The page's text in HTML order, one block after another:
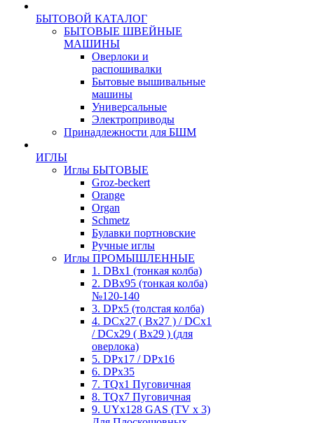
БЫТОВОЙ КАТАЛОГ
БЫТОВЫЕ ШВЕЙНЫЕ
МАШИНЫ
Оверлоки и
распошивалки
Бытовые вышивальные
машины
Универсальные
Электроприводы
Принадлежности для БШМ
ИГЛЫ
Иглы БЫТОВЫЕ
Groz-beckert
Orange
Organ
Schmetz
Булавки портновские
Ручные иглы
Иглы ПРОМЫШЛЕННЫЕ
1. DBx1 (тонкая колба)
2. DBx95 (тонкая колба)
№120-140
3. DPx5 (толстая колба)
4. DCx27 ( Bx27 ) / DCx1
/ DCx29 ( Bx29 ) (для
оверлока)
5. DPx17 / DPx16
6. DPx35
7. TQx1 Пуговичная
8. TQx7 Пуговичная
9. UYx128 GAS (TV x 3)